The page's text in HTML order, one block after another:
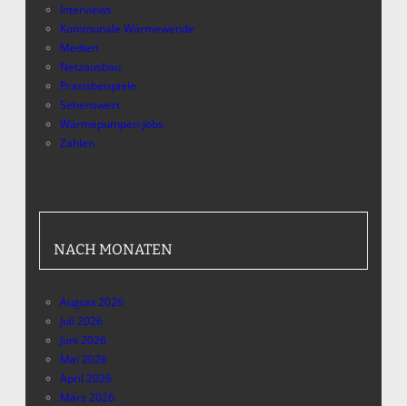
Interviews
Kommunale Wärmewende
Medien
Netzausbau
Praxisbeispiele
Sehenswert
Wärmepumpen-Jobs
Zahlen
NACH MONATEN
August 2026
Juli 2026
Juni 2026
Mai 2026
April 2026
März 2026